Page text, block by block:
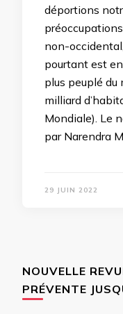
déportions
non-
pourtant est
plus peuplé du
milliard
Mondiale). Le
par Narendra
29 JUIN 2022
NOUVELLE
PRÉVENTE